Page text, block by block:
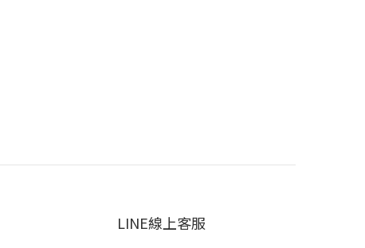
LINE線上客服